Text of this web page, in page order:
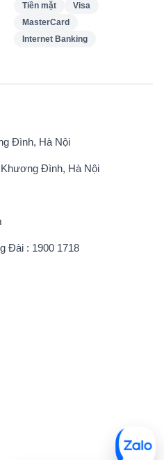
Tiền mặt
Visa
MasterCard
Internet Banking
Đình, Hà Nội
Đình, Hà Nội
Đài : 1900 1718